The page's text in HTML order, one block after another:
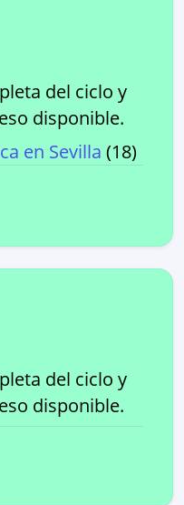
del ciclo y
disponible.
en Sevilla (18)
del ciclo y
disponible.